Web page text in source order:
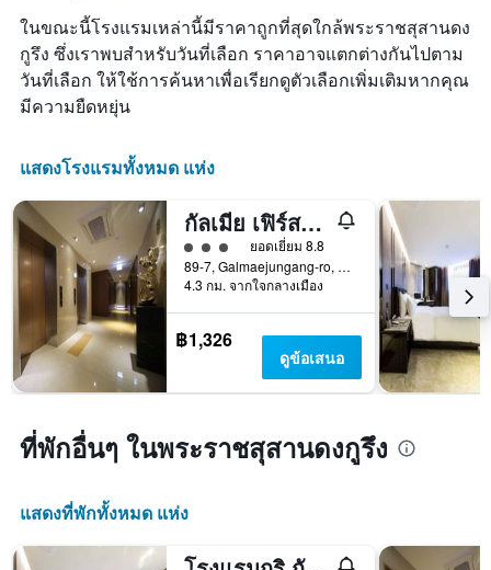
ในขณะนี้โรงแรมเหล่านี้มีราคาถูกที่สุดใกล้พระราชสุสานดง
กูรึง ซึ่งเราพบสำหรับวันที่เลือก ราคาอาจแตกต่างกันไปตาม
วันที่เลือก ให้ใช้การค้นหาเพื่อเรียกดูตัวเลือกเพิ่มเติมหากคุณ
มีความยืดหยุ่น
แสดงโรงแรมทั้งหมด แห่ง
กัลเมีย เฟิร์สต์ โฮเทล
ให้ 3 ดาว ยอดเยี่ยม 8.8
89-7, Galmaejungang-ro, คูรี, เกาหลีใต้
4.3 กม. จากใจกลางเมือง
฿1,326
ดูข้อเสนอ
ที่พักอื่นๆ ในพระราชสุสานดงกูรึง
แสดงที่พักทั้งหมด แห่ง